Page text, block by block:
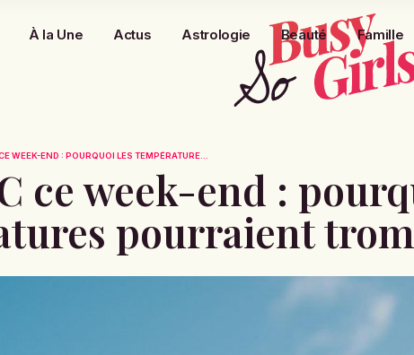
À la Une Actus Astrologie Beauté Famille
WEEK-END : POURQUOI LES TEMPÉRATURE...
ce week-end :
pourraient